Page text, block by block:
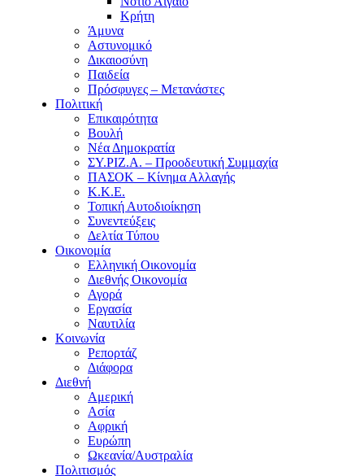
Κρήτη
Άμυνα
Αστυνομικό
Δικαιοσύνη
Παιδεία
Πρόσφυγες – Μετανάστες
Πολιτική
Επικαιρότητα
Βουλή
Νέα Δημοκρατία
ΣΥ.ΡΙΖ.Α. – Προοδευτική Συμμαχία
ΠΑΣΟΚ – Κίνημα Αλλαγής
Κ.Κ.Ε.
Τοπική Αυτοδιοίκηση
Συνεντεύξεις
Δελτία Τύπου
Οικονομία
Ελληνική Οικονομία
Διεθνής Οικονομία
Αγορά
Εργασία
Ναυτιλία
Κοινωνία
Ρεπορτάζ
Διάφορα
Διεθνή
Αμερική
Ασία
Αφρική
Ευρώπη
Ωκεανία/Αυστραλία
Πολιτισμός